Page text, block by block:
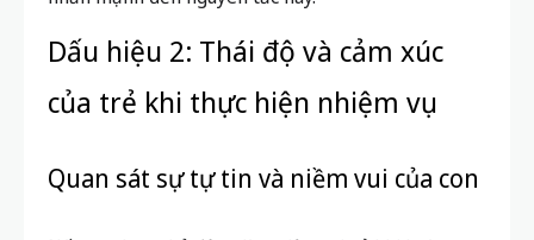
Dấu hiệu 2: Thái độ và cảm xúc
của trẻ khi thực hiện nhiệm vụ
Quan sát sự tự tin và niềm vui của con